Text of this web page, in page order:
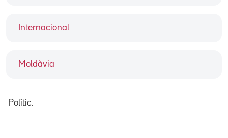
Internacional
Moldàvia
Polític.